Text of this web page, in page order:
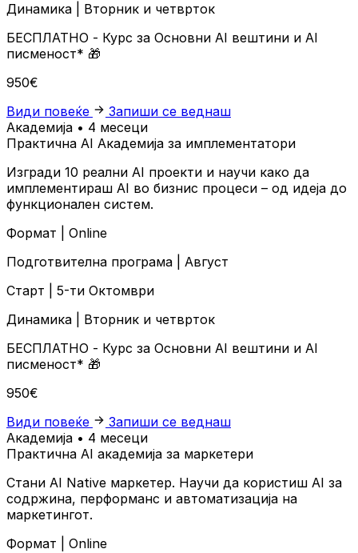
Динамика | Вторник и четврток
БЕСПЛАТНО - Курс за Основни AI вештини и AI
писменост* 🎁
950€
Види повеќе
Запиши се веднаш
Академија • 4 месеци
Практична AI Академија за имплементатори
Изгради 10 реални AI проекти и научи како да
имплементираш AI во бизнис процеси – од идеја до
функционален систем.
Формат | Online
Подготвителна програма | Август
Старт | 5-ти Октомври
Динамика | Вторник и четврток
БЕСПЛАТНО - Курс за Основни AI вештини и AI
писменост* 🎁
950€
Види повеќе
Запиши се веднаш
Академија • 4 месеци
Практична AI академија за маркетери
Стани AI Native маркетер. Научи да користиш AI за
содржина, перформанс и автоматизација на
маркетингот.
Формат | Online